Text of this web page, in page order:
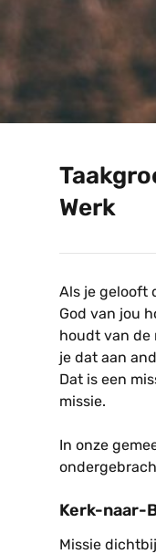
Werk
Als je gelooft
God van jou
houdt van de
je dat aan
Dat is een
missie.
In onze
Kerk-naar-
Missie